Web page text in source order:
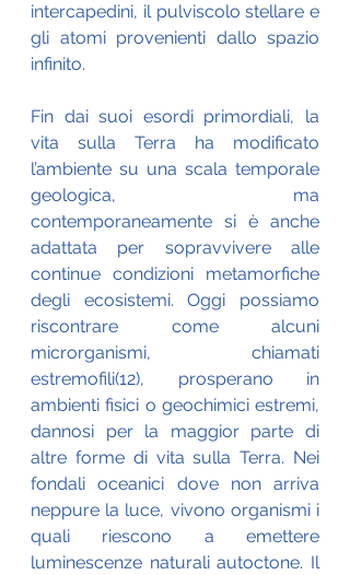
intercapedini, il pulviscolo stellare e
gli atomi provenienti dallo spazio
infinito.
Fin dai suoi esordi primordiali, la
vita sulla Terra ha modificato
l’ambiente su una scala temporale
geologica, ma
contemporaneamente si è anche
adattata per sopravvivere alle
continue condizioni metamorfiche
degli ecosistemi. Oggi possiamo
riscontrare come alcuni
microrganismi, chiamati
estremofili(12), prosperano in
ambienti fisici o geochimici estremi,
dannosi per la maggior parte di
altre forme di vita sulla Terra. Nei
fondali oceanici dove non arriva
neppure la luce, vivono organismi i
quali riescono a emettere
luminescenze naturali autoctone. Il